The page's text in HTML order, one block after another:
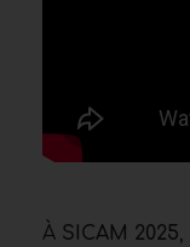
À SICAM 2025,